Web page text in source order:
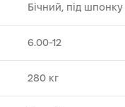
Бічний, під шпонку
6.00-12
280 кг